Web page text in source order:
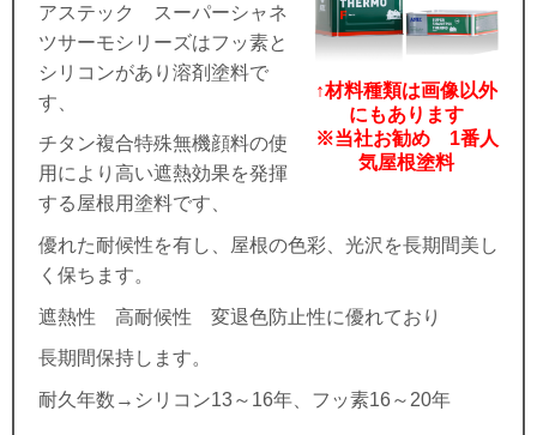
↑材料種類は画像以外
にもあります
※当社お勧め 1番人
気屋根塗料
アステック スーパーシャネ
ツサーモシリーズはフッ素と
シリコンがあり溶剤塗料で
す、
チタン複合特殊無機顔料の使
用により高い遮熱効果を発揮
する屋根用塗料です、
優れた耐候性を有し、屋根の色彩、光沢を長期間美し
く保ちます。
遮熱性 高耐候性 変退色防止性に優れており
長期間保持します。
耐久年数→シリコン13～16年、フッ素16～20年